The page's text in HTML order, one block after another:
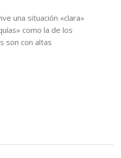
una situación «clara»
como la de los
son con altas